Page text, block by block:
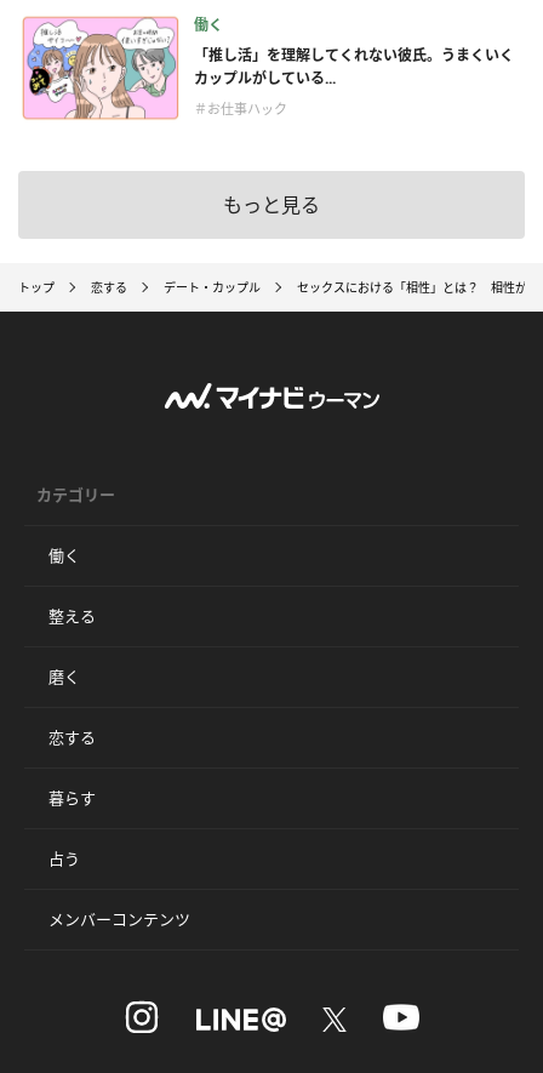
働く
「推し活」を理解してくれない彼氏。うまくいく
カップルがしている...
＃お仕事ハック
もっと見る
トップ 恋する デート・カップル セックスにおける「相性」とは？ 相性が良
カテゴリー
働く
整える
磨く
恋する
暮らす
占う
メンバーコンテンツ